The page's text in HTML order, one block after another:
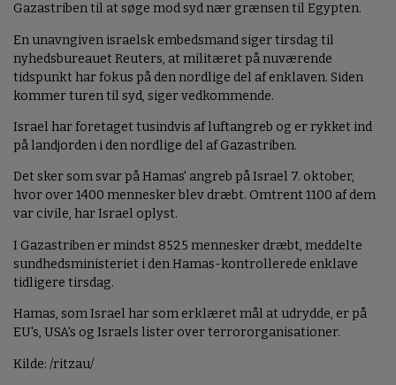
Gazastriben til at søge mod syd nær grænsen til Egypten.
En unavngiven israelsk embedsmand siger tirsdag til
nyhedsbureauet Reuters, at militæret på nuværende
tidspunkt har fokus på den nordlige del af enklaven. Siden
kommer turen til syd, siger vedkommende.
Israel har foretaget tusindvis af luftangreb og er rykket ind
på landjorden i den nordlige del af Gazastriben.
Det sker som svar på Hamas' angreb på Israel 7. oktober,
hvor over 1400 mennesker blev dræbt. Omtrent 1100 af dem
var civile, har Israel oplyst.
I Gazastriben er mindst 8525 mennesker dræbt, meddelte
sundhedsministeriet i den Hamas-kontrollerede enklave
tidligere tirsdag.
Hamas, som Israel har som erklæret mål at udrydde, er på
EU's, USA's og Israels lister over terrororganisationer.
Kilde: /ritzau/